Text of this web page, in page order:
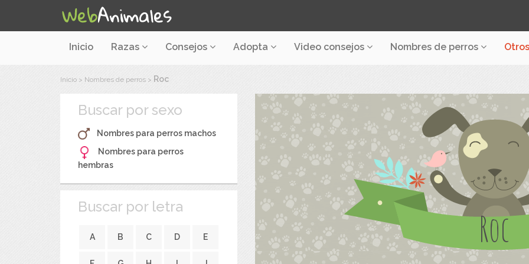
Inicio Razas Consejos Adopta Video consejos Nombres de perros
Inicio > Nombres de perros > Roc
Buscar por sexo
Nombres para perros machos
Nombres para perros
hembras
Buscar por letra
A B C D E Roc